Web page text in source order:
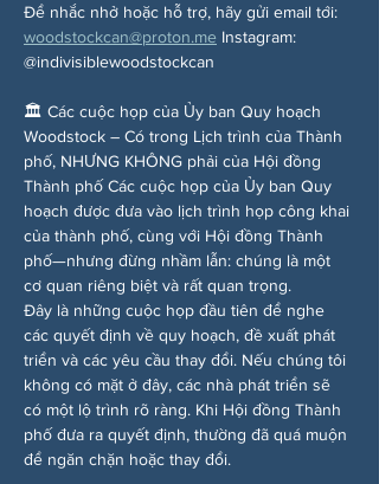
Để nhắc nhở hoặc hỗ trợ, hãy gửi email tới:
woodstockcan@proton.me Instagram:
@indivisiblewoodstockcan
🏛️ Các cuộc họp của Ủy ban Quy hoạch
Woodstock – Có trong Lịch trình của Thành
phố, NHƯNG KHÔNG phải của Hội đồng
Thành phố Các cuộc họp của Ủy ban Quy
hoạch được đưa vào lịch trình họp công khai
của thành phố, cùng với Hội đồng Thành
phố—nhưng đừng nhầm lẫn: chúng là một
cơ quan riêng biệt và rất quan trọng.
Đây là những cuộc họp đầu tiên để nghe
các quyết định về quy hoạch, đề xuất phát
triển và các yêu cầu thay đổi. Nếu chúng tôi
không có mặt ở đây, các nhà phát triển sẽ
có một lộ trình rõ ràng. Khi Hội đồng Thành
phố đưa ra quyết định, thường đã quá muộn
để ngăn chặn hoặc thay đổi.